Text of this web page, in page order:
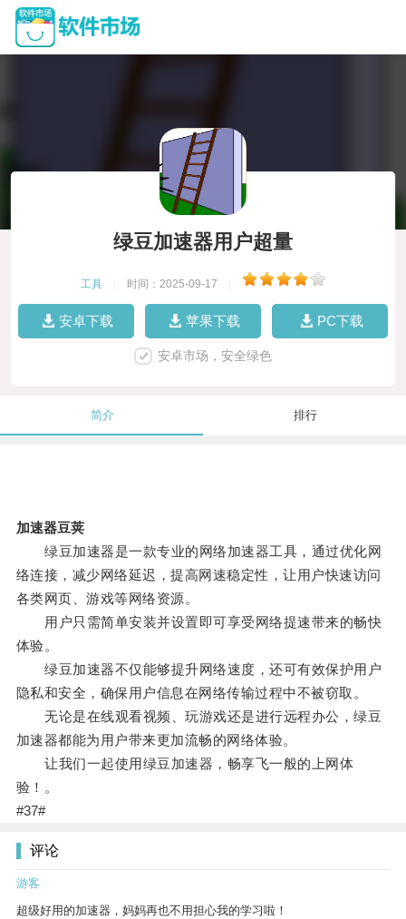
绿豆加速器用户超量
工具 时间：2025-09-17
安卓下载 苹果下载 PC下载
安卓市场，安全绿色
简介 排行
加速器豆荚
绿豆加速器是一款专业的网络加速器工具，通过优化网
络连接，减少网络延迟，提高网速稳定性，让用户快速访问
各类网页、游戏等网络资源。
用户只需简单安装并设置即可享受网络提速带来的畅快
体验。
绿豆加速器不仅能够提升网络速度，还可有效保护用户
隐私和安全，确保用户信息在网络传输过程中不被窃取。
无论是在线观看视频、玩游戏还是进行远程办公，绿豆
加速器都能为用户带来更加流畅的网络体验。
让我们一起使用绿豆加速器，畅享飞一般的上网体
验！。
#37#
评论
游客
超级好用的加速器，妈妈再也不用担心我的学习啦！